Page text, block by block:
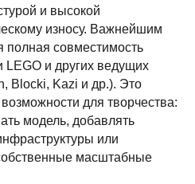
и высокой
износу. Важнейшим
полная совместимость
LEGO и других ведущих
Blocki, Kazi и др.). Это
для творчества:
модель, добавлять
или
масштабные